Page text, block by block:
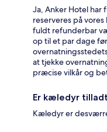
Ja, Anker Hotel har
reserveres på
fuldt refunderbar
op til et par dage
at tjekke
præcise vilkår og
Er kæledyr
Kæledyr er